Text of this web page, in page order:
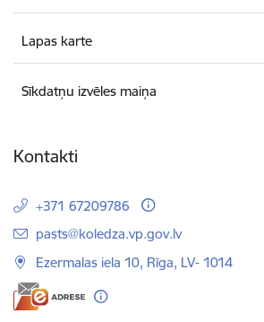
Lapas karte
Sīkdatņu izvēles maiņa
Kontakti
+371 67209786
E-pasts:
pasts@koledza.vp.gov.lv
Ezermalas iela 10, Rīga, LV- 1014